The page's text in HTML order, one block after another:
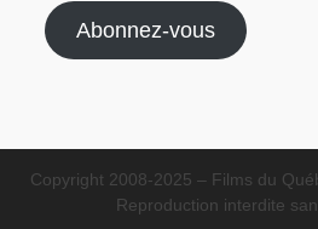
Abonnez-vous
Copyright 2008-2025 – Films du
Reproduction interdite